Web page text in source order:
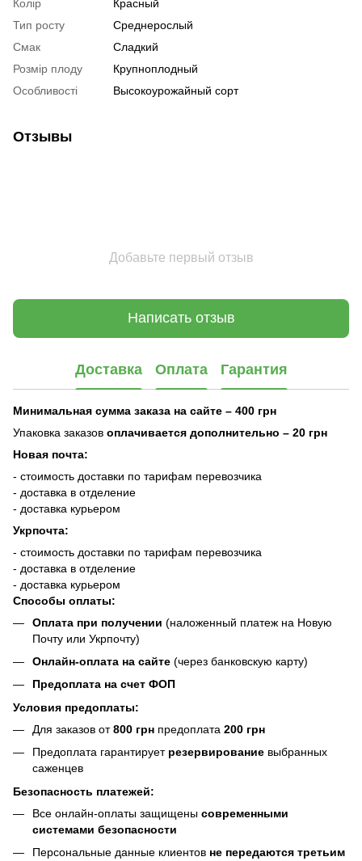
Колір
Красный
Тип росту
Среднерослый
Смак
Сладкий
Розмір плоду
Крупноплодный
Особливості
Высокоурожайный сорт
Отзывы
Добавьте первый отзыв
Написать отзыв
Доставка Оплата Гарантия
Минимальная сумма заказа на сайте – 400 грн
Упаковка заказов оплачивается дополнительно – 20 грн
Новая почта:
- стоимость доставки по тарифам перевозчика
- доставка в отделение
- доставка курьером
Укрпочта:
- стоимость доставки по тарифам перевозчика
- доставка в отделение
- доставка курьером
Способы оплаты:
Оплата при получении (наложенный платеж на Новую
Почту или Укрпочту)
Онлайн-оплата на сайте (через банковскую карту)
Предоплата на счет ФОП
Условия предоплаты:
Для заказов от800 грн предоплата 200 грн
Предоплата гарантирует резервирование выбранных
саженцев
Безопасность платежей:
Все онлайн-оплаты защищены современными
системами безопасности
Персональные данные клиентов не передаются третьим